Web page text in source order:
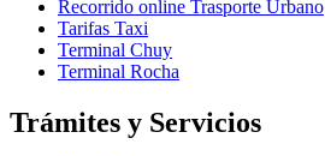
Recorrido online Trasporte Urbano
Tarifas Taxi
Terminal Chuy
Terminal Rocha
Trámites y Servicios